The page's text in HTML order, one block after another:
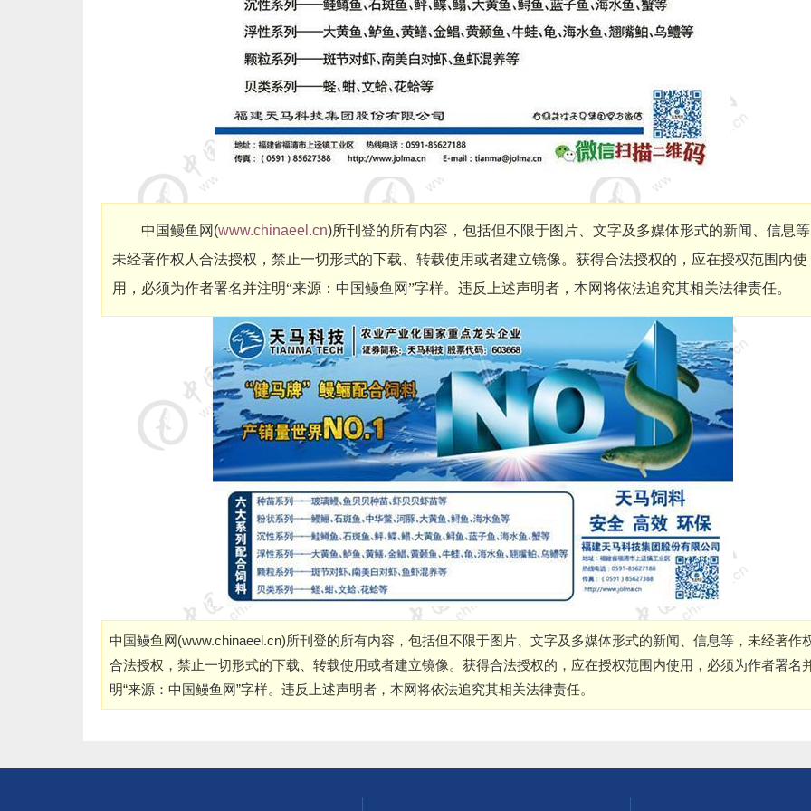
中国鳗鱼网 (www.chinaeel.cn)所刊登的所有内容，包括但不限于图片、文字及多媒体形式的新闻、信息等
未经著作权人合法授权，禁止一切形式的下载、转载使用或者建立镜像。获得合法授权的，应在授权范围内使
用，必须为作者署名并注明“来源：中国鳗鱼网”字样。违反上述声明者，本网将依法追究其相关法律责任。
中国鳗鱼网(www.chinaeel.cn)所刊登的所有内容，包括但不限于图片、文字及多媒体形式的新闻、信息等，未经著作
合法授权，禁止一切形式的下载、转载使用或者建立镜像。获得合法授权的，应在授权范围内使用，必须为作者署名
明“来源：中国鳗鱼网”字样。违反上述声明者，本网将依法追究其相关法律责任。